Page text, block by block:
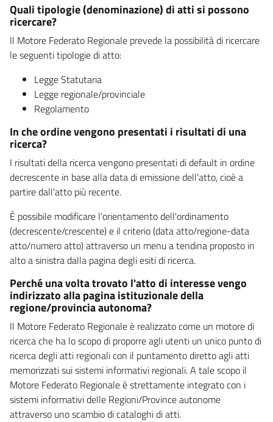
Quali tipologie (denominazione) di atti si possono
ricercare?
Il Motore Federato Regionale prevede la possibilità di ricercare
le seguenti tipologie di atto:
Legge Statutaria
Legge regionale/provinciale
Regolamento
In che ordine vengono presentati i risultati di una
ricerca?
I risultati della ricerca vengono presentati di default in ordine
decrescente in base alla data di emissione dell'atto, cioè a
partire dall'atto più recente.
È possibile modificare l'orientamento dell'ordinamento
(decrescente/crescente) e il criterio (data atto/regione-data
atto/numero atto) attraverso un menu a tendina proposto in
alto a sinistra dalla pagina degli esiti di ricerca.
Perché una volta trovato l'atto di interesse vengo
indirizzato alla pagina istituzionale della
regione/provincia autonoma?
Il Motore Federato Regionale è realizzato come un motore di
ricerca che ha lo scopo di proporre agli utenti un unico punto di
ricerca degli atti regionali con il puntamento diretto agli atti
memorizzati sui sistemi informativi regionali. A tale scopo il
Motore Federato Regionale è strettamente integrato con i
sistemi informativi delle Regioni/Province autonome
attraverso uno scambio di cataloghi di atti.